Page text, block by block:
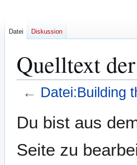
Quelltext
← Datei:Building
Navigation
Suche
Du bist aus
Seite zu
Datei Diskussion